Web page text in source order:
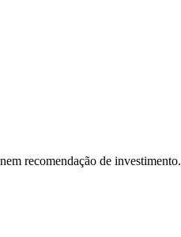
recomendação de investimento.